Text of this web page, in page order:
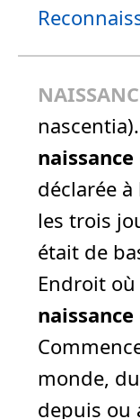
naissance
déclarée
les trois
était de
Endroit
naissance
monde,
depuis ou